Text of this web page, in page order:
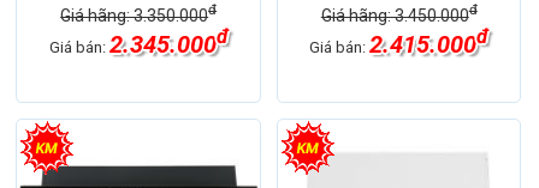
Giá hãng: 3.350.000đ
Giá bán: 2.345.000đ
Giá hãng: 3.450.000đ
Giá bán:2.415.000đ